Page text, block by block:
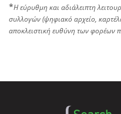
*Η εύρυθμη και αδιάλειπτη
συλλογών (ψηφιακό αρχείο,
αποκλειστική ευθύνη των φορέων